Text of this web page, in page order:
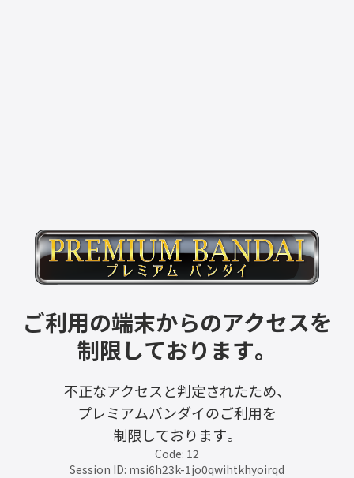
ご利用の端末からのアクセスを
制限しております。
不正なアクセスと判定されたため、
プレミアムバンダイのご利用を
制限しております。
Code: 12
Session ID: msi6h23k-1jo0qwihtkhyoirqd